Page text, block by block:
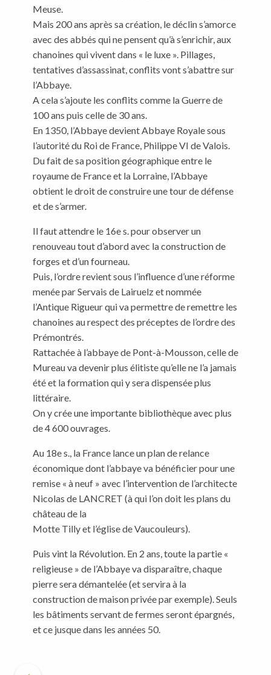
Meuse.
Mais 200 ans après sa création, le déclin s’amorce
avec des abbés qui ne pensent qu’à s’enrichir, aux
chanoines qui vivent dans « le luxe ». Pillages,
tentatives d’assassinat, conflits vont s’abattre sur
l’Abbaye.
A cela s’ajoute les conflits comme la Guerre de
100 ans puis celle de 30 ans.
En 1350, l’Abbaye devient Abbaye Royale sous
l’autorité du Roi de France, Philippe VI de Valois.
Du fait de sa position géographique entre le
royaume de France et la Lorraine, l’Abbaye
obtient le droit de construire une tour de défense
et de s’armer.
Il faut attendre le 16e s. pour observer un
renouveau tout d’abord avec la construction de
forges et d’un fourneau.
Puis, l’ordre revient sous l’influence d’une réforme
menée par Servais de Lairuelz et nommée
l’Antique Rigueur qui va permettre de remettre les
chanoines au respect des préceptes de l’ordre des
Prémontrés.
Rattachée à l’abbaye de Pont-à-Mousson, celle de
Mureau va devenir plus élitiste qu’elle ne l’a jamais
été et la formation qui y sera dispensée plus
littéraire.
On y crée une importante bibliothèque avec plus
de 4 600 ouvrages.
Au 18e s., la France lance un plan de relance
économique dont l’abbaye va bénéficier pour une
remise « à neuf » avec l’intervention de l’architecte
Nicolas de LANCRET (à qui l’on doit les plans du
château de la
Motte Tilly et l’église de Vaucouleurs).
Puis vint la Révolution. En 2 ans, toute la partie «
religieuse » de l’Abbaye va disparaître, chaque
pierre sera démantelée (et servira à la
construction de maison privée par exemple). Seuls
les bâtiments servant de fermes seront épargnés,
et ce jusque dans les années 50.